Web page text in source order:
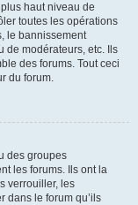
haut niveau de
toutes les opérations
le bannissement
de modérateurs, etc. Ils
des forums. Tout ceci
du forum.
des groupes
les forums. Ils ont la
verrouiller, les
dans le forum qu’ils